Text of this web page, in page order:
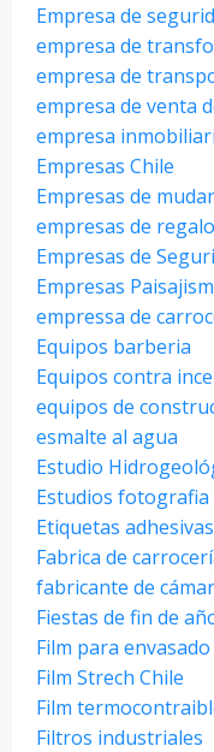
Empresa de
empresa de
empresa de
empresa de venta
empresa
Empresas Chile
Empresas de
empresas de
Empresas de
Empresas
empressa de
Equipos barberia
Equipos contra
equipos de
esmalte al agua
Estudio
Estudios fotografia
Etiquetas
Fabrica de
fabricante de
Fiestas de fin de
Film para
Film Strech Chile
Film
Filtros industriales